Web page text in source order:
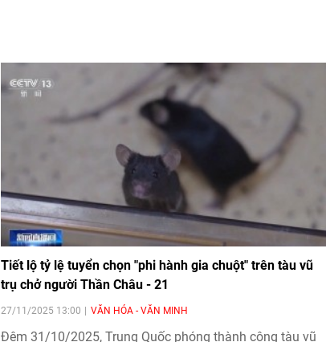
Tiết lộ tỷ lệ tuyển chọn "phi hành gia chuột" trên tàu vũ
trụ chở người Thần Châu - 21
27/11/2025 13:00 VĂN HÓA - VĂN MINH
Đêm 31/10/2025, Trung Quốc phóng thành công tàu vũ